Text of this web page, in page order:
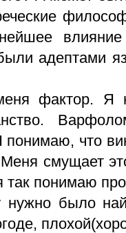
были адептами
фактор. Я
понимаю, что
смущает
так понимаю
нужно было